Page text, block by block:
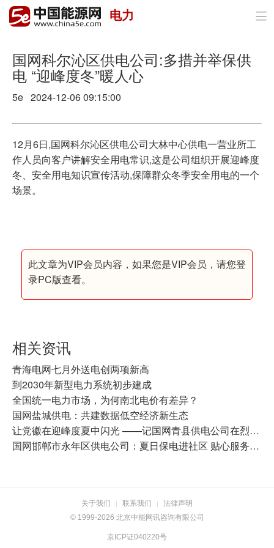
政策与经济
油气
电力
新能源
电力 
国网科尔沁区供电公司:多措并举保供
电 “迎峰度冬”暖人心
5e 2024-12-06 09:15:00
12月6日,国网科尔沁区供电公司大林中心供电一营业所工
作人员向客户讲解安全用电常识,这是公司组织开展迎峰度
冬、安全用电知识宣传活动,保障群众冬季安全用电的一个
场景。
此文章为VIP会员内容，如果您是VIP会员，请您登
录PC版查看。
相关资讯
青海电网七月外送电创两项新高
到2030年新型电力系统初步建成
全国统一电力市场，为何南北电价有差异？
国网盐城供电：共建数据低空经济新生态
让党徽在迎峰度夏中闪光 ——记国网青县供电公司在烈日下的“换心”战
国网邯郸市永年区供电公司：夏日保电进社区 贴心服务解民忧
关于我们 | 联系我们 |
法律声明
© 1999-2026 北京中能网讯咨询有限公司
京ICP证040220号